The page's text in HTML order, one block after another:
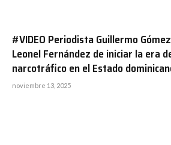
#VIDEO Periodista Guillermo
Leonel Fernández de iniciar la era
narcotráfico en el Estado
noviembre 13, 2025